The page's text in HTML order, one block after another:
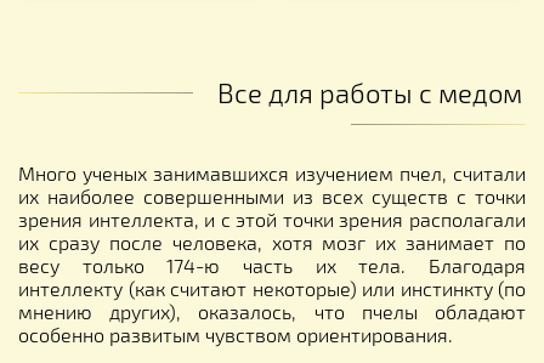
Все для работы с медом
Много ученых занимавшихся изучением пчел, считали
их наиболее совершенными из всех существ с точки
зрения интеллекта, и с этой точки зрения располагали
их сразу после человека, хотя мозг их занимает по
весу только 174-ю часть их тела. Благодаря
интеллекту (как считают некоторые) или инстинкту (по
мнению других), оказалось, что пчелы обладают
особенно развитым чувством ориентирования.